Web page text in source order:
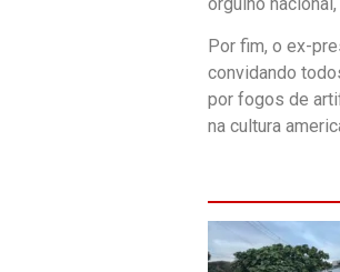
Por fim, o ex-
convidando
por fogos de
na cultura